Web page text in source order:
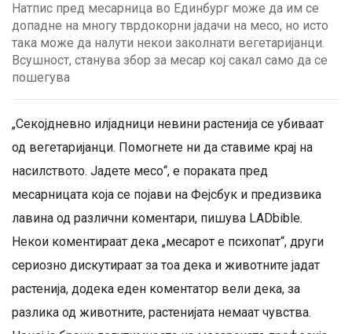
Натпис пред месарница во Единбург може да им се
допадне на многу тврдокорни јадачи на месо, но исто
така може да налути некои заколнати вегетаријанци.
Всушност, станува збор за месар кој сакал само да се
пошегува
„Секојдневно илјадници невини растенија се убиваат
од вегетаријанци. Помогнете ни да ставиме крај на
насилството. Јадете месо“, е пораката пред
месарницата која се појави на Фејсбук и предизвика
лавина од различни коментари, пишува LADbible.
Некои коментираат дека „месарот е психопат“, други
сериозно дискутираат за тоа дека и животните јадат
растенија, додека еден коментатор вели дека, за
разлика од животните, растенијата немаат чувства.